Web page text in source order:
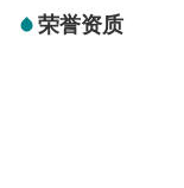
荣誉资质